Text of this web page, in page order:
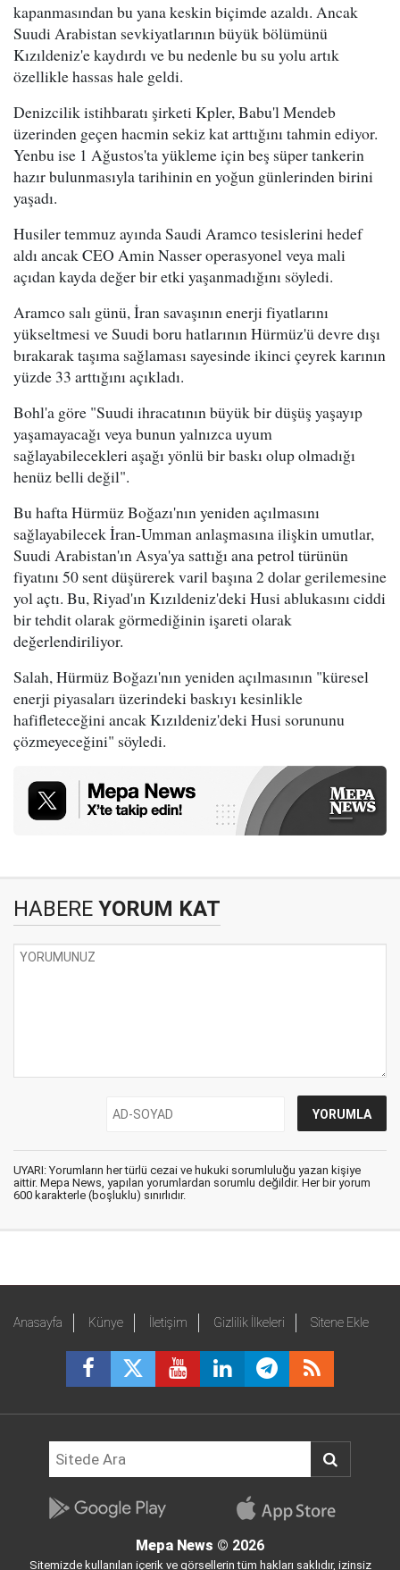
kapanmasından bu yana keskin biçimde azaldı. Ancak
Suudi Arabistan sevkiyatlarının büyük bölümünü
Kızıldeniz'e kaydırdı ve bu nedenle bu su yolu artık
özellikle hassas hale geldi.
Denizcilik istihbaratı şirketi Kpler, Babu'l Mendeb
üzerinden geçen hacmin sekiz kat arttığını tahmin ediyor.
Yenbu ise 1 Ağustos'ta yükleme için beş süper tankerin
hazır bulunmasıyla tarihinin en yoğun günlerinden birini
yaşadı.
Husiler temmuz ayında Saudi Aramco tesislerini hedef
aldı ancak CEO Amin Nasser operasyonel veya mali
açıdan kayda değer bir etki yaşanmadığını söyledi.
Aramco salı günü, İran savaşının enerji fiyatlarını
yükseltmesi ve Suudi boru hatlarının Hürmüz'ü devre dışı
bırakarak taşıma sağlaması sayesinde ikinci çeyrek karının
yüzde 33 arttığını açıkladı.
Bohl'a göre "Suudi ihracatının büyük bir düşüş yaşayıp
yaşamayacağı veya bunun yalnızca uyum
sağlayabilecekleri aşağı yönlü bir baskı olup olmadığı
henüz belli değil".
Bu hafta Hürmüz Boğazı'nın yeniden açılmasını
sağlayabilecek İran-Umman anlaşmasına ilişkin umutlar,
Suudi Arabistan'ın Asya'ya sattığı ana petrol türünün
fiyatını 50 sent düşürerek varil başına 2 dolar gerilemesine
yol açtı. Bu, Riyad'ın Kızıldeniz'deki Husi ablukasını ciddi
bir tehdit olarak görmediğinin işareti olarak
değerlendiriliyor.
Salah, Hürmüz Boğazı'nın yeniden açılmasının "küresel
enerji piyasaları üzerindeki baskıyı kesinlikle
hafifleteceğini ancak Kızıldeniz'deki Husi sorununu
çözmeyeceğini" söyledi.
HABERE YORUM KAT
UYARI: Yorumların her türlü cezai ve hukuki sorumluluğu yazan kişiye
aittir. Mepa News, yapılan yorumlardan sorumlu değildir. Her bir yorum
600 karakterle (boşluklu) sınırlıdır.
Anasayfa Künye İletişim Gizlilik İlkeleri Sitene Ekle
Mepa News © 2026
Sitemizde kullanılan içerik ve görsellerin tüm hakları saklıdır, izinsiz